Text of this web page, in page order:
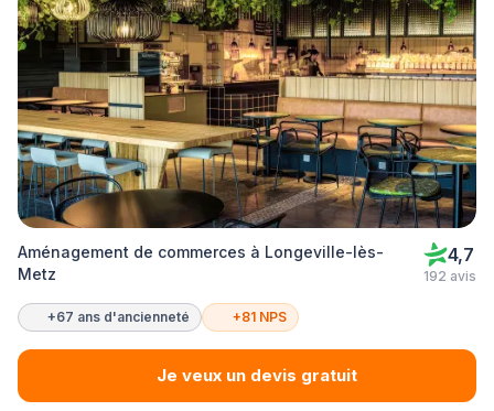
Aménagement de commerces à Longeville-lès-
Metz
4,7
192 avis
+67 ans d'ancienneté +81 NPS
Je veux un devis gratuit